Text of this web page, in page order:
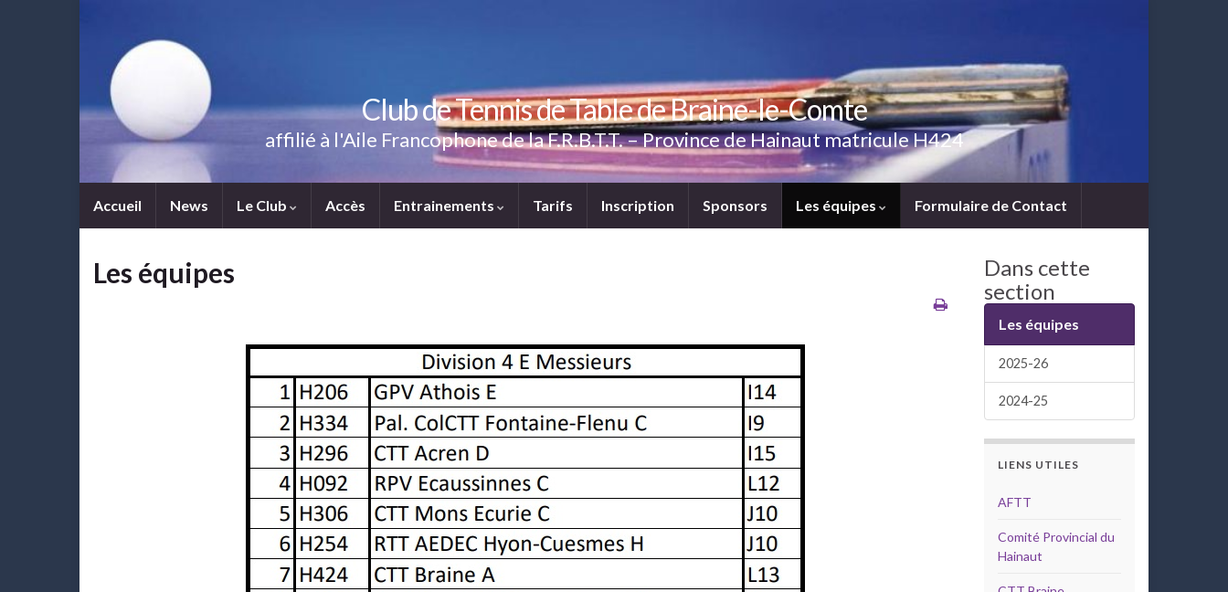
Club de Tennis de Table de Braine-le-Comte
affilié à l'Aile Francophone de la F.R.B.T.T. – Province de Hainaut matricule H424
Accueil News Le Club Accès Entrainements Tarifs Inscription Sponsors Les équipes Formulaire de Contact
Les équipes
Dans cette
section
Les équipes
2025-26
2024-25
LIENS UTILES
AFTT
Comité Provincial du
Hainaut